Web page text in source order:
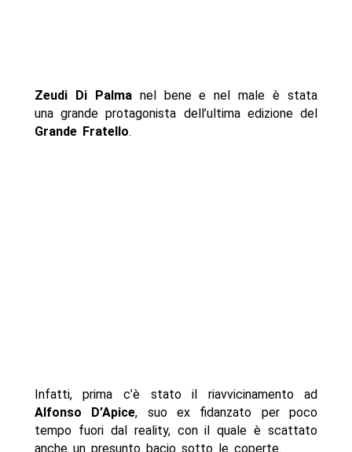
Zeudi Di Palmanel bene e nel male è stata
una grande protagonista dell’ultima edizione del
Grande Fratello.
Infatti, prima c’è stato il riavvicinamento ad
Alfonso D’Apice, suo ex fidanzato per poco
tempo fuori dal reality, con il quale è scattato
anche un presunto bacio sotto le coperte.